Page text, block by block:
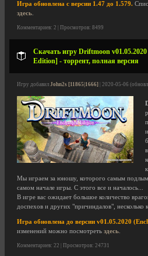
Игра обновлена с версии 1.47 до 1.579.
здесь
Комментариев: 2 | Просмотров: 8499
Скачать игру Driftmoon
Edition] - торрент, полная версия
Игру добавил John2s [11865|1666] | 2020-05-06
Мы играем за юношу, которого самым подлым
самом начале игры. С этого все и началось...
В игре вас ожидает большое количество
доспехов и других "причиндалов", несколько
Игра обновлена до версии v01.05.2020
изменений можно посмотреть здесь
Комментариев: 22 | Просмотров: 24731